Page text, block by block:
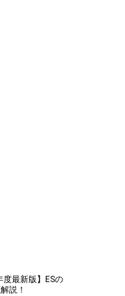
度最新版】ESの
説！